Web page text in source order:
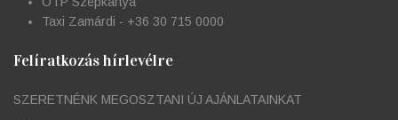
Taxi Zamárdi - +36 30 715 0000
Felíratkozás hírlevélre
SZERETNÉNK MEGOSZTANI ÚJ AJÁNLATAINKAT